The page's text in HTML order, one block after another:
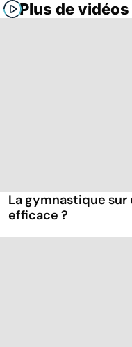
Plus de vidéos
La gymnastique
efficace ?